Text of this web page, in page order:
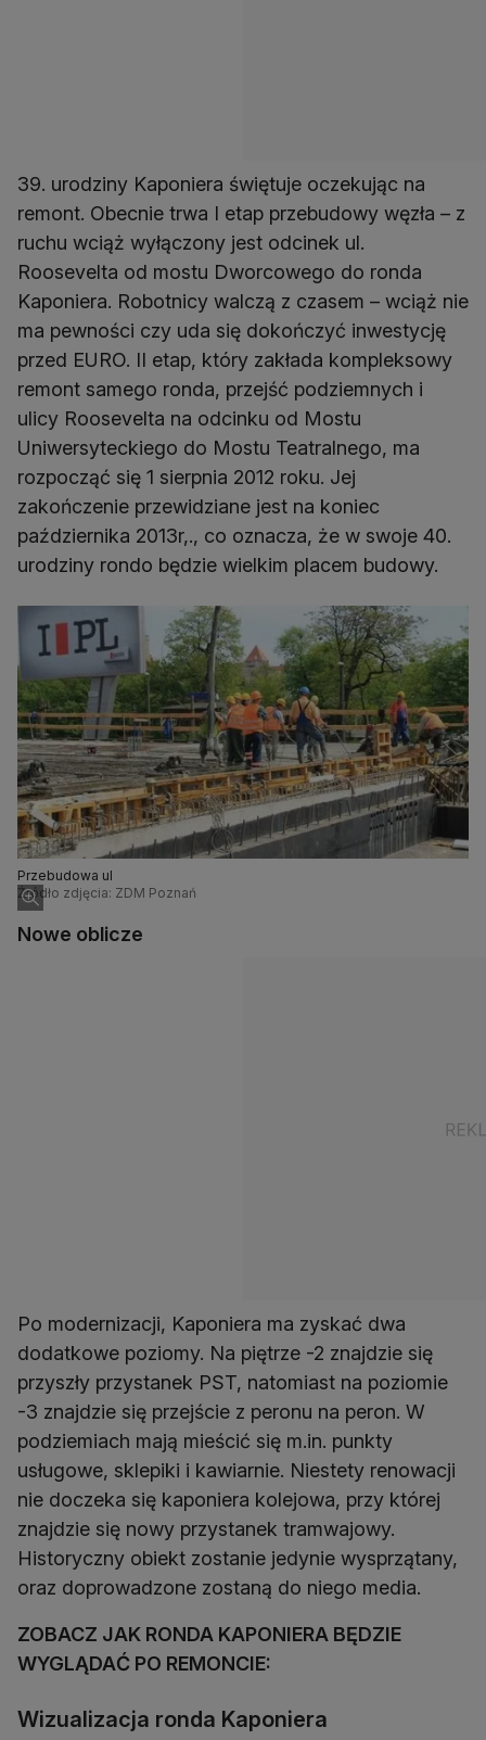
39. urodziny Kaponiera świętuje oczekując na
remont. Obecnie trwa I etap przebudowy węzła – z
ruchu wciąż wyłączony jest odcinek ul.
Roosevelta od mostu Dworcowego do ronda
Kaponiera. Robotnicy walczą z czasem – wciąż nie
ma pewności czy uda się dokończyć inwestycję
przed EURO. II etap, który zakłada kompleksowy
remont samego ronda, przejść podziemnych i
ulicy Roosevelta na odcinku od Mostu
Uniwersyteckiego do Mostu Teatralnego, ma
rozpocząć się 1 sierpnia 2012 roku. Jej
zakończenie przewidziane jest na koniec
października 2013r,., co oznacza, że w swoje 40.
urodziny rondo będzie wielkim placem budowy.
Przebudowa ul
Źródło zdjęcia: ZDM Poznań
Nowe oblicze
Po modernizacji, Kaponiera ma zyskać dwa
dodatkowe poziomy. Na piętrze -2 znajdzie się
przyszły przystanek PST, natomiast na poziomie
-3 znajdzie się przejście z peronu na peron. W
podziemiach mają mieścić się m.in. punkty
usługowe, sklepiki i kawiarnie. Niestety renowacji
nie doczeka się kaponiera kolejowa, przy której
znajdzie się nowy przystanek tramwajowy.
Historyczny obiekt zostanie jedynie wysprzątany,
oraz doprowadzone zostaną do niego media.
ZOBACZ JAK RONDA KAPONIERA BĘDZIE
WYGLĄDAĆ PO REMONCIE:
Wizualizacja ronda Kaponiera